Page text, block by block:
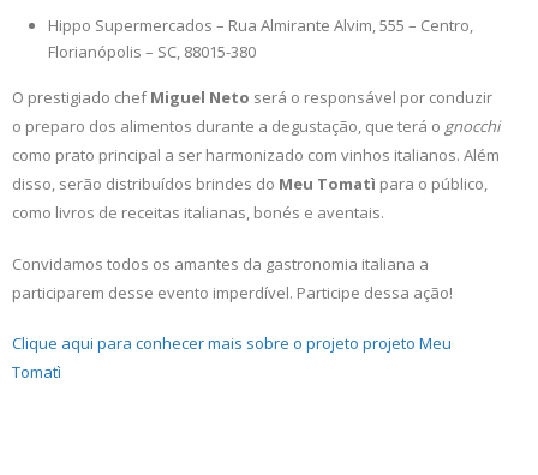
Hippo Supermercados – Rua Almirante Alvim, 555 – Centro,
Florianópolis – SC, 88015-380
O prestigiado chefMiguel Neto será o responsável por conduzir
o preparo dos alimentos durante a degustação, que terá o gnocchi
como prato principal a ser harmonizado com vinhos italianos. Além
disso, serão distribuídos brindes do Meu Tomatì para o público,
como livros de receitas italianas, bonés e aventais.
Convidamos todos os amantes da gastronomia italiana a
participarem desse evento imperdível. Participe dessa ação!
Clique aqui para conhecer mais sobre o projeto projeto Meu
Tomatì